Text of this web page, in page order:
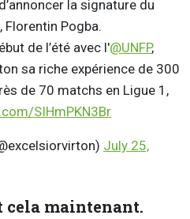
la signature du
Florentin Pogba.
de l’été avec l'@UNFP,
sa riche expérience de 300
de 70 matchs en Ligue 1,
SIHmPKN3Br
July 25,
cela maintenant.